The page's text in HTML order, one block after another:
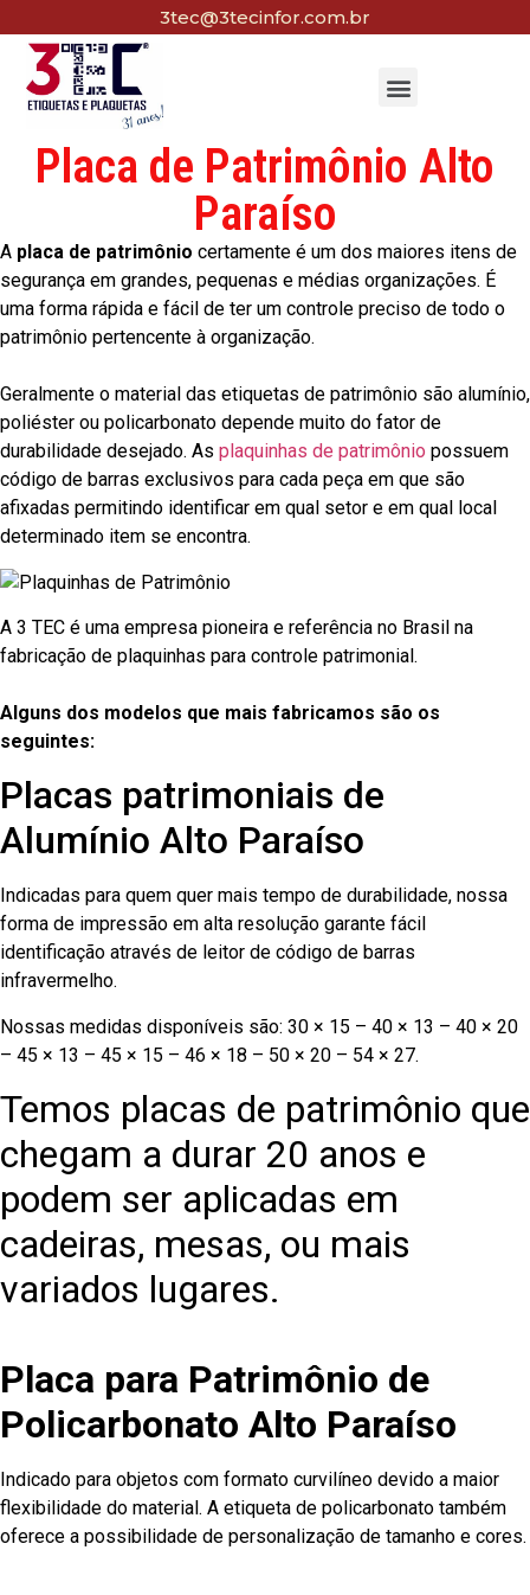
3tec@3tecinfor.com.br
Placa de Patrimônio Alto
Paraíso
A placa de patrimônio certamente é um dos maiores itens de
segurança em grandes, pequenas e médias organizações. É
uma forma rápida e fácil de ter um controle preciso de todo o
patrimônio pertencente à organização.
Geralmente o material das etiquetas de patrimônio são alumínio,
poliéster ou policarbonato depende muito do fator de
durabilidade desejado. As plaquinhas de patrimônio possuem
código de barras exclusivos para cada peça em que são
afixadas permitindo identificar em qual setor e em qual local
determinado item se encontra.
A 3 TEC é uma empresa pioneira e referência no Brasil na
fabricação de plaquinhas para controle patrimonial.
Alguns dos modelos que mais fabricamos são os
seguintes:
Placas patrimoniais de
Alumínio Alto Paraíso
Indicadas para quem quer mais tempo de durabilidade, nossa
forma de impressão em alta resolução garante fácil
identificação através de leitor de código de barras
infravermelho.
Nossas medidas disponíveis são: 30 × 15 – 40 × 13 – 40 × 20
– 45 × 13 – 45 × 15 – 46 × 18 – 50 × 20 – 54 × 27.
Temos placas de patrimônio que
chegam a durar 20 anos e
podem ser aplicadas em
cadeiras, mesas, ou mais
variados lugares.
Placa para Patrimônio de
Policarbonato Alto Paraíso
Indicado para objetos com formato curvilíneo devido a maior
flexibilidade do material. A etiqueta de policarbonato também
oferece a possibilidade de personalização de tamanho e cores.